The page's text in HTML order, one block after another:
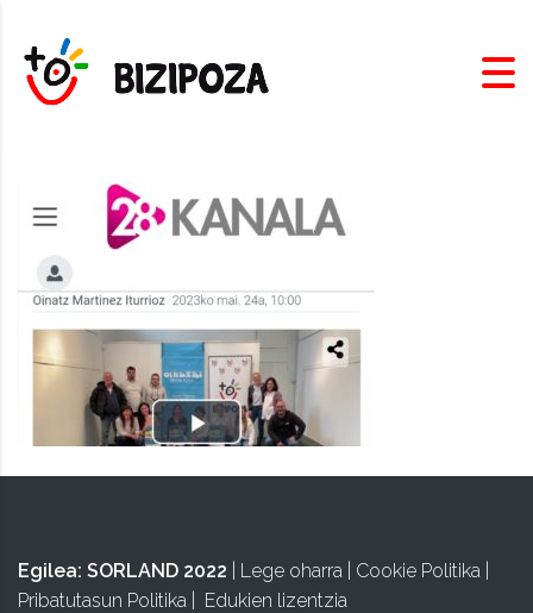
Egilea: SORLAND 2022 Lege oharra Cookie Politika
Pribatutasun Politika
Edukien lizentzia